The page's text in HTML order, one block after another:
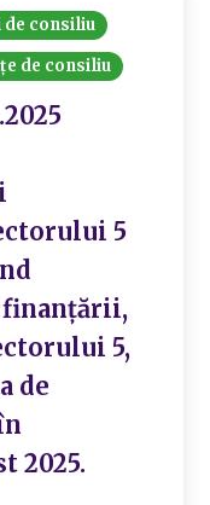
consiliu
de consiliu
5
finanțării,
5,
de
2025.